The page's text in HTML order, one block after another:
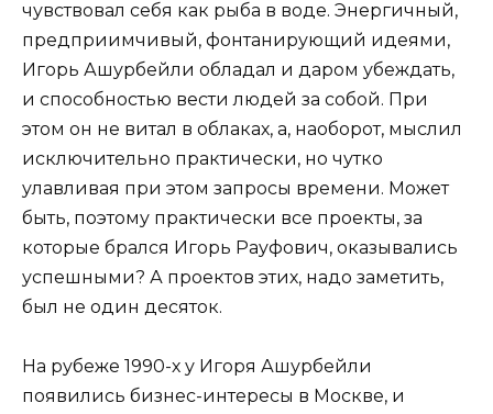
чувствовал себя как рыба в воде. Энергичный,
предприимчивый, фонтанирующий идеями,
Игорь Ашурбейли обладал и даром убеждать,
и способностью вести людей за собой. При
этом он не витал в облаках, а, наоборот, мыслил
исключительно практически, но чутко
улавливая при этом запросы времени. Может
быть, поэтому практически все проекты, за
которые брался Игорь Рауфович, оказывались
успешными? А проектов этих, надо заметить,
был не один десяток.
На рубеже 1990-х у Игоря Ашурбейли
появились бизнес-интересы в Москве, и